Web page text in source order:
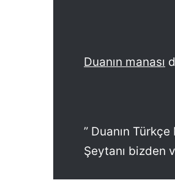
Duanın manası
” Duanın Türkçe
Şeytanı bizden